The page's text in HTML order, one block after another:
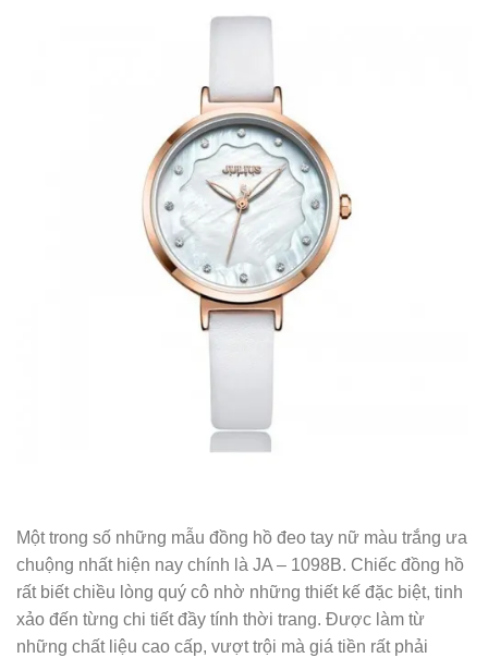
Một trong số những mẫu đồng hồ đeo tay nữ màu trắng ưa
chuộng nhất hiện nay chính là JA – 1098B. Chiếc đồng hồ
rất biết chiều lòng quý cô nhờ những thiết kế đặc biệt, tinh
xảo đến từng chi tiết đầy tính thời trang. Được làm từ
những chất liệu cao cấp, vượt trội mà giá tiền rất phải